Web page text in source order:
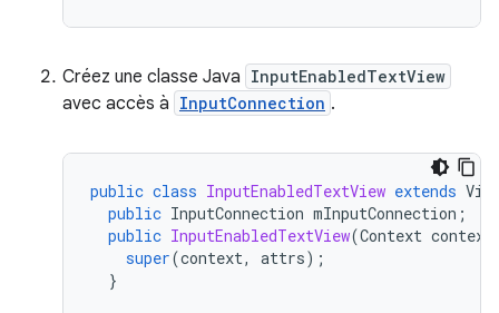
Créez une classe Java InputEnabledTextView
avec accès à InputConnection .
public class InputEnabledTextView extends
public InputConnection mInputConnection ;
public InputEnabledTextView(Context context
super(context, attrs);
}